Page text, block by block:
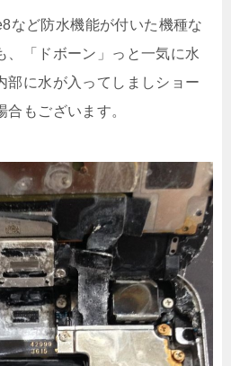
など防水機能が付いた機種な
、「ドボーン」っと一気に水
部に水が入ってしましショー
合もございます。